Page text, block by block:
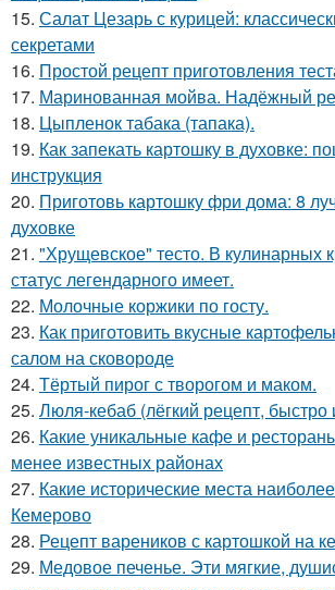
15. Салат Цезарь с курицей:
секретами
16. Простой рецепт приготовления
17. Маринованная мойва. Надёжный
18. Цыпленок табака (тапака).
19. Как запекать картошку в духовке:
инструкция
20. Приготовь картошку фри дома: 8
духовке
21. "Хрущевское" тесто. В кулинарных
статус легендарного имеет.
22. Молочные коржики по госту.
23. Как приготовить вкусные
салом на сковороде
24. Тёртый пирог с творогом и маком.
25. Люля-кебаб (лёгкий рецепт, быстро
26. Какие уникальные кафе и
менее известных районах
27. Какие исторические места
Кемерово
28. Рецепт вареников с картошкой на
29. Медовое печенье. Эти мягкие,